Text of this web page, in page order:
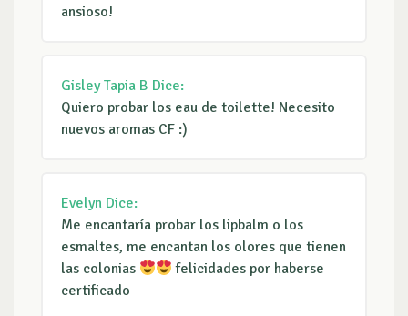
ansioso!
Gisley Tapia B Dice:
Quiero probar los eau de toilette! Necesito
nuevos aromas CF :)
Evelyn Dice:
Me encantaría probar los lipbalm o los
esmaltes, me encantan los olores que tienen
las colonias
felicidades por haberse
certificado